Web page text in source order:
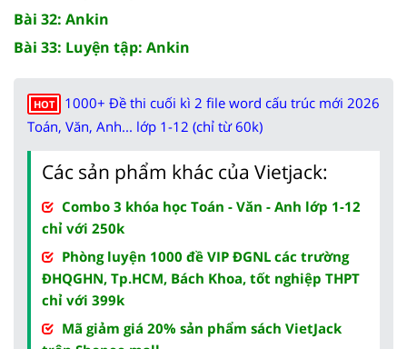
Bài 32: Ankin
Bài 33: Luyện tập: Ankin
HOT
1000+ Đề thi cuối kì 2 file word cấu trúc mới 2026
Toán, Văn, Anh... lớp 1-12 (chỉ từ 60k)
Các sản phẩm khác của Vietjack:
Combo 3 khóa học Toán - Văn - Anh lớp 1-12
chỉ với 250k
Phòng luyện 1000 đề VIP ĐGNL các trường
ĐHQGHN, Tp.HCM, Bách Khoa, tốt nghiệp THPT
chỉ với 399k
Mã giảm giá 20% sản phẩm sách VietJack